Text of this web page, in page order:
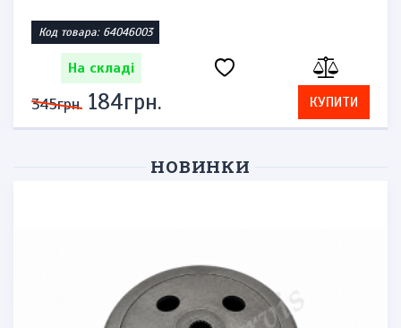
КУПИТИ 276грн.
НОВИНКИ